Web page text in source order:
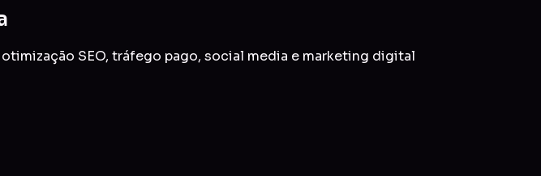
otimização SEO, tráfego pago, social media e marketing digital